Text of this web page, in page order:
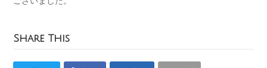
Share This